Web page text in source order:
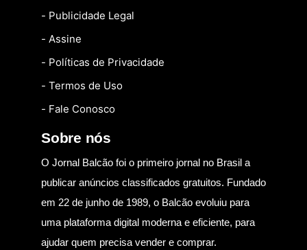
- Publicidade Legal
- Assine
- Políticas de Privacidade
- Termos de Uso
- Fale Conosco
Sobre nós
O Jornal Balcão foi o primeiro jornal no Brasil a
publicar anúncios classificados gratuitos. Fundado
em 22 de junho de 1989, o Balcão evoluiu para
uma plataforma digital moderna e eficiente, para
ajudar quem precisa vender e comprar.